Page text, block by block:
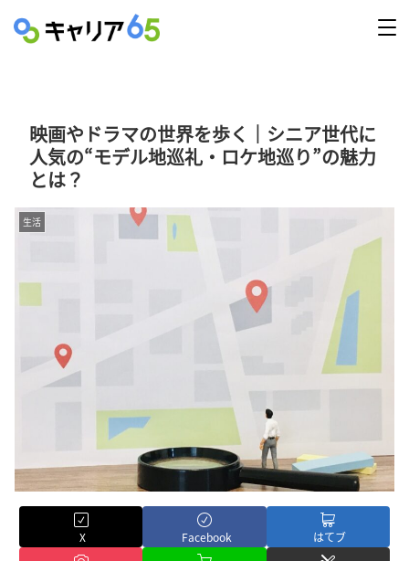
映画やドラマの世界を歩く｜シニア世代に
人気の“モデル地巡礼・ロケ地巡り”の魅力
とは？
生活
X Facebook はてブ